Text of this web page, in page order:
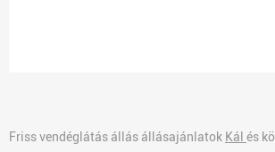
Friss vendéglátás állás állásajánlatok Kál és